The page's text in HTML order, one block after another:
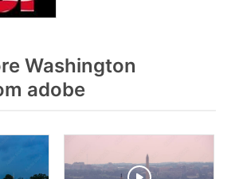
Washington
adobe